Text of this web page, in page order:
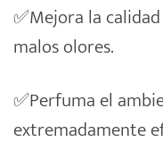
✅Mejora la
malos olores.
✅Perfuma el
extremadamente